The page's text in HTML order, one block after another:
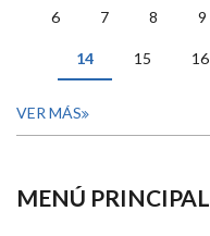
6 7 8 9
14 15 16
VER MÁS
MENÚ PRINCIPAL